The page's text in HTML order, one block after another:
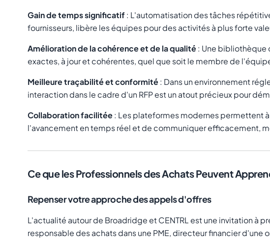
Gain de temps significatif : L'automatisation des tâches
fournisseurs, libère les équipes pour des activités à plus forte
Amélioration de la cohérence et de la qualité: Une bibliothèque
exactes, à jour et cohérentes, quel que soit le membre de
Meilleure traçabilité et conformité: Dans un environnement
interaction dans le cadre d'un RFP est un atout précieux pour
Collaboration facilitée: Les plateformes modernes permettent
l'avancement en temps réel et de communiquer efficacement,
Ce que les Professionnels des Achats Peuvent
Repenser votre approche des appels d'offres
L'actualité autour de Broadridge et CENTRL est une invitation à
responsable des achats dans une PME, directeur financier